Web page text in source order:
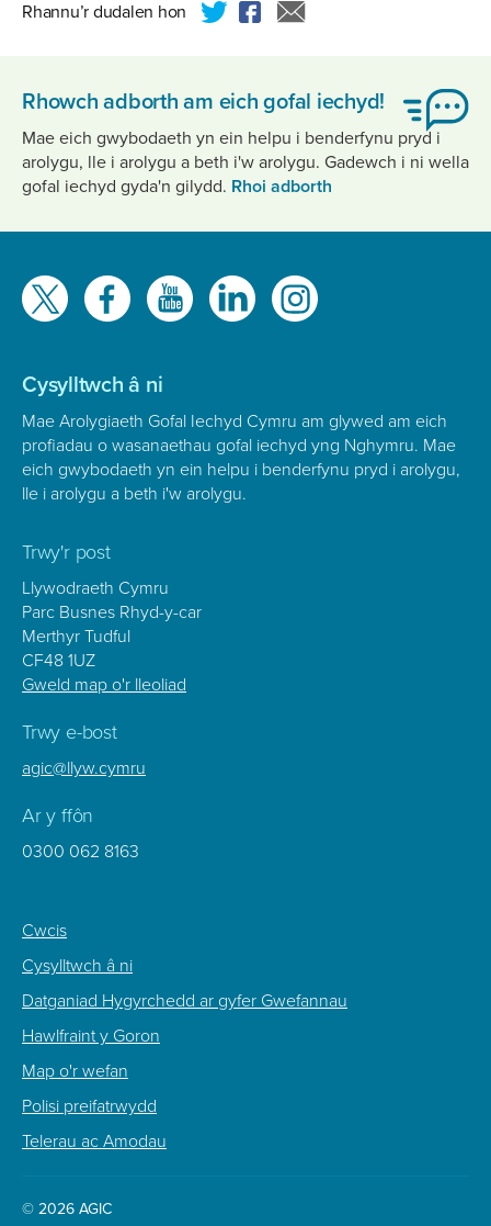
Rhannu’r dudalen hon
Rhowch adborth am eich gofal iechyd!
Mae eich gwybodaeth yn ein helpu i benderfynu pryd i
arolygu, lle i arolygu a beth i'w arolygu. Gadewch i ni wella
gofal iechyd gyda'n gilydd. Rhoi adborth
Gwelwch
ni
Cysylltwch â ni
Mae Arolygiaeth Gofal Iechyd Cymru am glywed am eich
profiadau o wasanaethau gofal iechyd yng Nghymru. Mae
eich gwybodaeth yn ein helpu i benderfynu pryd i arolygu,
lle i arolygu a beth i'w arolygu.
Trwy'r post
Llywodraeth Cymru
Parc Busnes Rhyd-y-car
Merthyr Tudful
CF48 1UZ
Gweld map o'r lleoliad
Trwy e-bost
agic@llyw.cymru
Ar y ffôn
0300 062 8163
Footer
Sub
Menu
Cwcis
Cysylltwch â ni
Datganiad Hygyrchedd ar gyfer Gwefannau
Hawlfraint y Goron
Map o'r wefan
Polisi preifatrwydd
Telerau ac Amodau
© 2026 AGIC